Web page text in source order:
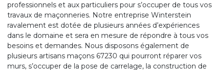
professionnels et aux particuliers pour s’occuper de tous vos
travaux de maçonneries. Notre entreprise Winterstein
ravalement est dotée de plusieurs années d’expériences
dans le domaine et sera en mesure de répondre à tous vos
besoins et demandes. Nous disposons également de
plusieurs artisans maçons 67230 qui pourront réparer vos
murs, s’occuper de la pose de carrelage, la construction de